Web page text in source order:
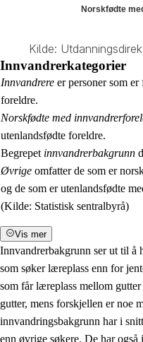
Kilde:
Norskfødte
End of interactive chart.
Innvandrerkategorier
Innvandrere er personer som
foreldre.
Norskfødte med
utenlandsfødte foreldre.
Begrepet innvandrerbakgrunn
Øvrige omfatter de som er
og de som er utenlandsfødte
(Kilde: Statistisk sentralbyrå)
Vis mer
Innvandrerbakgrunn ser ut til å
som søker læreplass enn for
som får læreplass mellom
gutter, mens forskjellen er noe
innvandringsbakgrunn har i
enn øvrige søkere. De har